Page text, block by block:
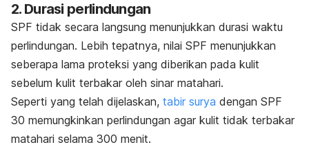
2. Durasi perlindungan
SPF tidak secara langsung menunjukkan durasi waktu
perlindungan. Lebih tepatnya, nilai SPF menunjukkan
seberapa lama proteksi yang diberikan pada kulit
sebelum kulit terbakar oleh sinar matahari.
Seperti yang telah dijelaskan, tabir surya dengan SPF
30 memungkinkan perlindungan agar kulit tidak terbakar
matahari selama 300 menit.